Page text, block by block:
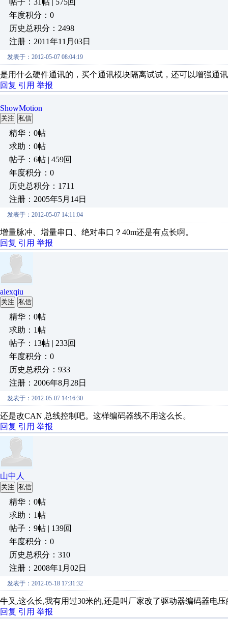
帖子：31帖 | 575回
年度积分：0
历史总积分：2498
注册：2011年11月03日
发表于：2012-05-07 08:04:19
是用什么硬件通讯的，买个通讯模块隔离试试，还可以增强通
回复 引用 举报
ShowMotion
关注 私信
精华：0帖
求助：0帖
帖子：6帖 | 459回
年度积分：0
历史总积分：1711
注册：2005年5月14日
发表于：2012-05-07 14:11:04
增量脉冲、增量串口、绝对串口？40m还是有点长啊。
回复 引用 举报
alexqiu
关注 私信
精华：0帖
求助：1帖
帖子：13帖 | 233回
年度积分：0
历史总积分：933
注册：2006年8月28日
发表于：2012-05-07 14:16:30
还是改CAN 总线控制吧。这样编码器线不用这么长。
回复 引用 举报
山中人
关注 私信
精华：0帖
求助：1帖
帖子：9帖 | 139回
年度积分：0
历史总积分：310
注册：2008年1月02日
发表于：2012-05-18 17:31:32
牛叉,这么长,我有用过30米的,还是叫厂家改了驱动器编码器电
回复 引用 举报